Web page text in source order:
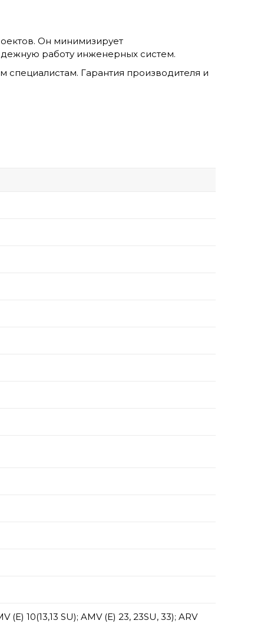
Он минимизирует
работу инженерных систем.
Гарантия производителя и
10(13,13 SU); AMV (E) 23, 23SU, 33); ARV